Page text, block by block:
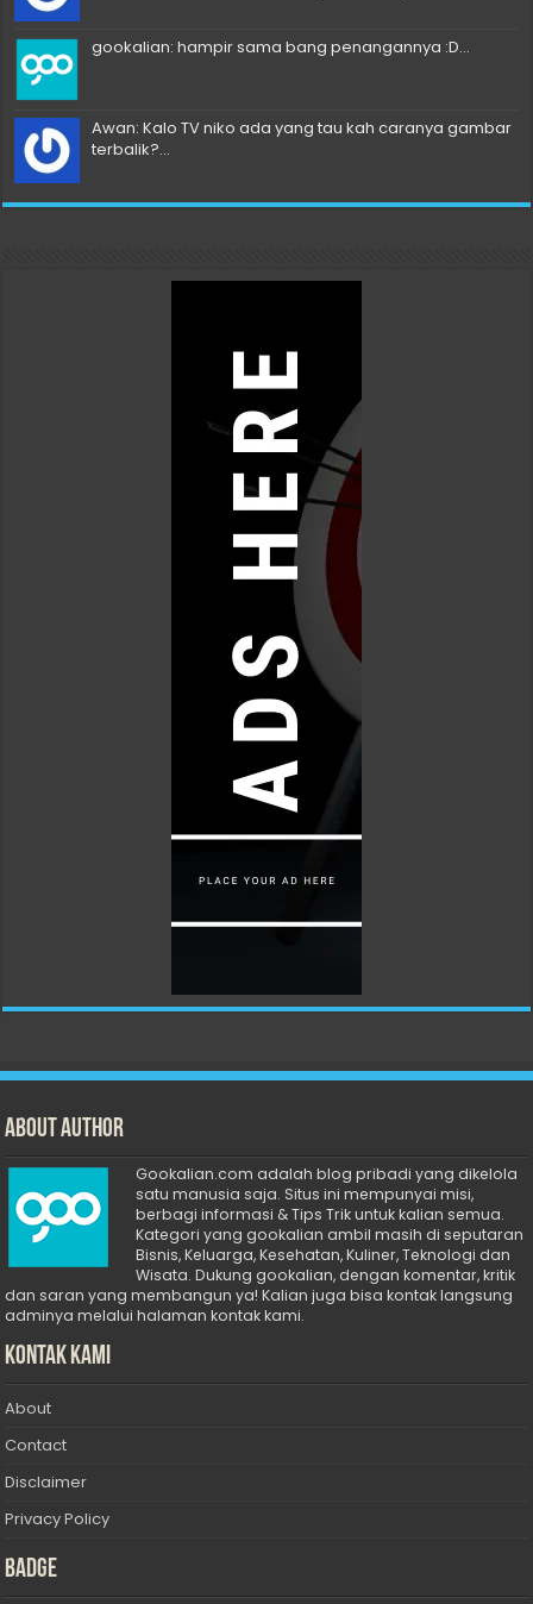
gookalian: hampir sama bang penangannya :D...
Awan: Kalo TV niko ada yang tau kah caranya gambar
terbalik?...
About Author
Gookalian.com adalah blog pribadi yang dikelola
satu manusia saja. Situs ini mempunyai misi,
berbagi informasi & Tips Trik untuk kalian semua.
Kategori yang gookalian ambil masih di seputaran
Bisnis, Keluarga, Kesehatan, Kuliner, Teknologi dan
Wisata. Dukung gookalian, dengan komentar, kritik
dan saran yang membangun ya! Kalian juga bisa kontak langsung
adminya melalui halaman kontak kami.
Kontak Kami
About
Contact
Disclaimer
Privacy Policy
Badge